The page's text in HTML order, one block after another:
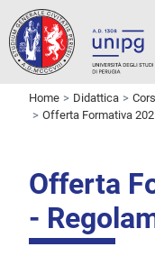
Home Didattica
Offerta Formativa
Offerta
-